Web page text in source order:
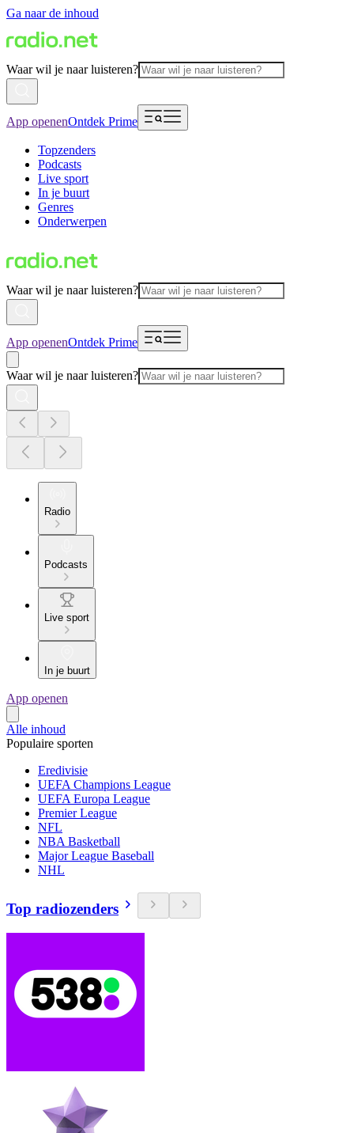
Ga naar de inhoud
Waar wil je naar luisteren?
App openenOntdek Prime
Topzenders
Podcasts
Live sport
In je buurt
Genres
Onderwerpen
Waar wil je naar luisteren?
App openenOntdek Prime
Waar wil je naar luisteren?
Radio
Podcasts
Live sport
In je buurt
App openen
Alle inhoud
Populaire sporten
Eredivisie
UEFA Champions League
UEFA Europa League
Premier League
NFL
NBA Basketball
Major League Baseball
NHL
Top radiozenders